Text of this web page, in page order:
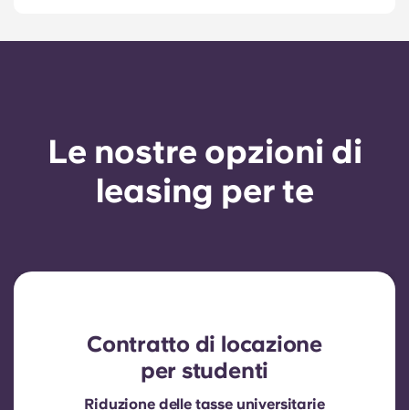
Le nostre opzioni di
leasing per te
Contratto di locazione
per studenti
Riduzione delle tasse universitarie